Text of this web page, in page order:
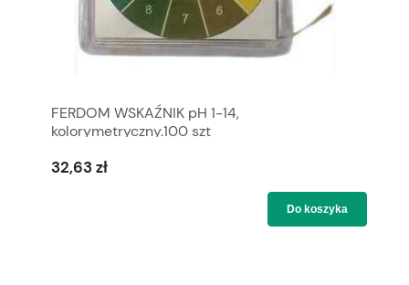
FERDOM WSKAŹNIK pH 1-14,
kolorymetryczny.100 szt
32,63 zł
Do koszyka